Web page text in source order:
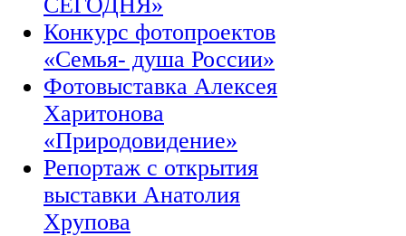
Конкурс фотопроектов
«Семья- душа России»
Фотовыставка Алексея
Харитонова
«Природовидение»
Репортаж с открытия
выставки Анатолия
Хрупова